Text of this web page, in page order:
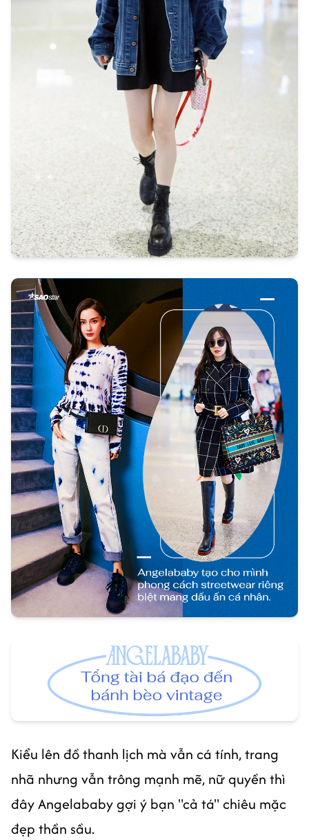
Kiểu lên đồ thanh lịch mà vẫn cá tính, trang
nhã nhưng vẫn trông mạnh mẽ, nữ quyền thì
đây Angelababy gợi ý bạn "cả tá" chiêu mặc
đẹp thần sầu.